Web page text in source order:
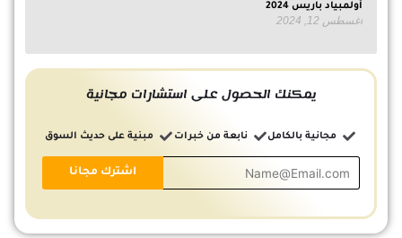
أولمبياد باريس 2024
أغسطس 12, 2024
يمكنك الحصول على استشارات مجانية
مجانية بالكامل نابعة من خبرات مبنية على حديث السوق